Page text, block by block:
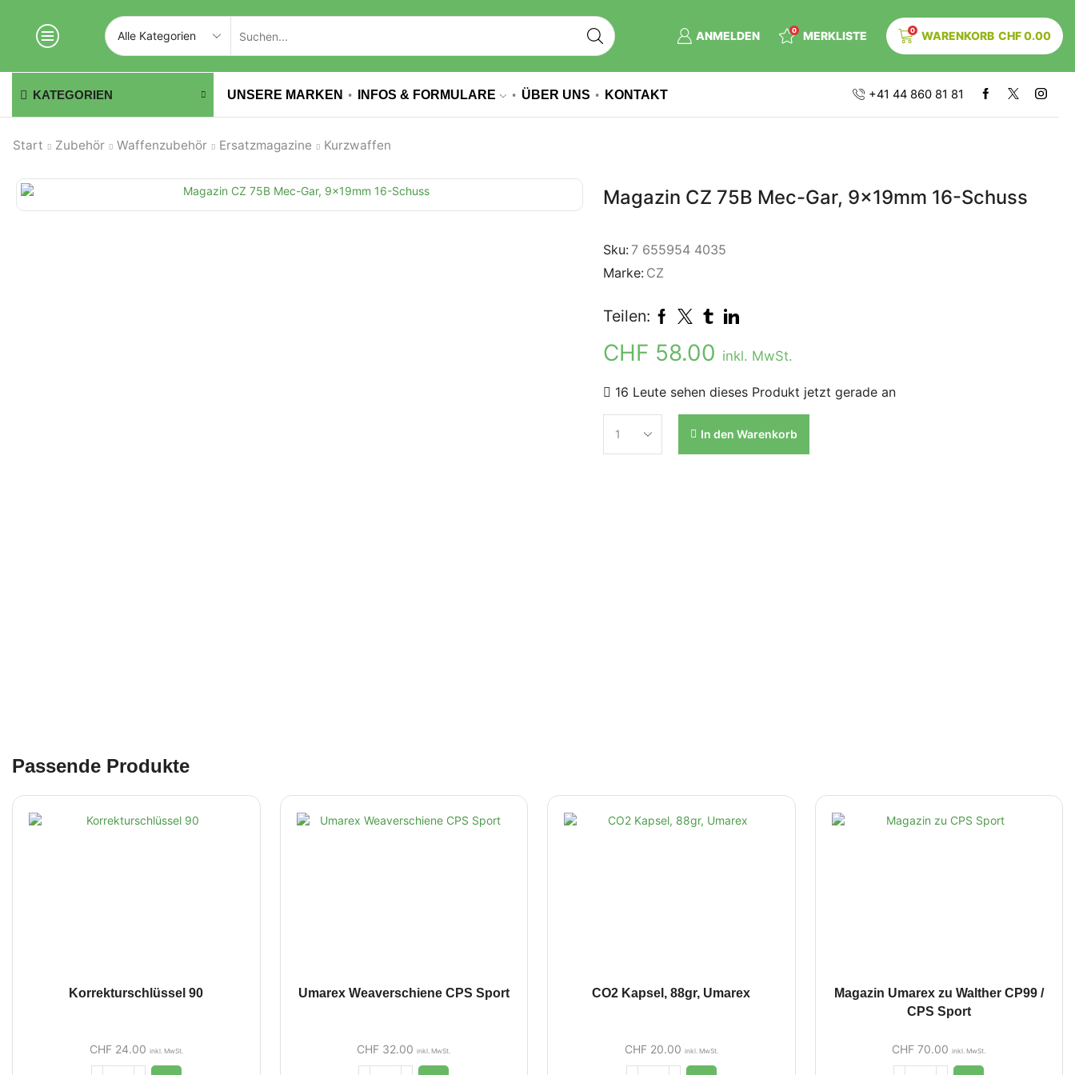
ANMELDEN 0 MERKLISTE 0 WARENKORB CHF0.00
KATEGORIEN UNSERE MARKEN INFOS & FORMULARE ÜBER UNS KONTAKT +41 44 860 81 81
Start Zubehör Waffenzubehör Ersatzmagazine Kurzwaffen
Magazin CZ 75B Mec-Gar, 9x19mm 16-Schuss
Sku: 7 655954 4035
Marke: CZ
Teilen:
CHF 58.00 inkl. MwSt.
16 Leute sehen dieses Produkt jetzt gerade an
In den Warenkorb
Passende Produkte
Korrekturschlüssel 90
CHF24.00 inkl. MwSt.
Umarex Weaverschiene CPS Sport
CHF 32.00 inkl. MwSt.
CO2 Kapsel, 88gr, Umarex
CHF20.00 inkl. MwSt.
Magazin Umarex zu Walther CP99 /
CPS Sport
CHF 70.00 inkl. MwSt.